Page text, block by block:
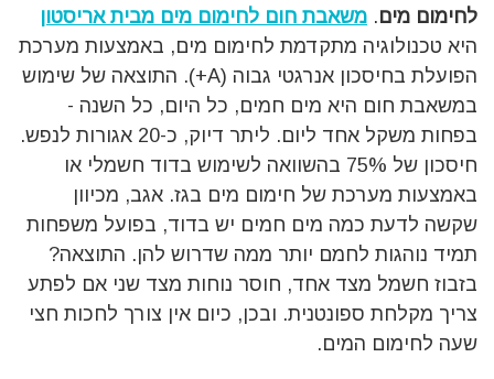
לחימום מים. משאבת חום לחימום מים מבית אריסטון
היא טכנולוגיה מתקדמת לחימום מים, באמצעות מערכת
הפועלת בחיסכון אנרגטי גבוה (A+). התוצאה של שימוש
במשאבת חום היא מים חמים, כל היום, כל השנה -
בפחות משקל אחד ליום. ליתר דיוק, כ-20 אגורות לנפש.
חיסכון של 75% בהשוואה לשימוש בדוד חשמלי או
באמצעות מערכת של חימום מים בגז. אגב, מכיוון
שקשה לדעת כמה מים חמים יש בדוד, בפועל משפחות
תמיד נוהגות לחמם יותר ממה שדרוש להן. התוצאה?
בזבוז חשמל מצד אחד, חוסר נוחות מצד שני אם לפתע
צריך מקלחת ספונטנית. ובכן, כיום אין צורך לחכות חצי
שעה לחימום המים.